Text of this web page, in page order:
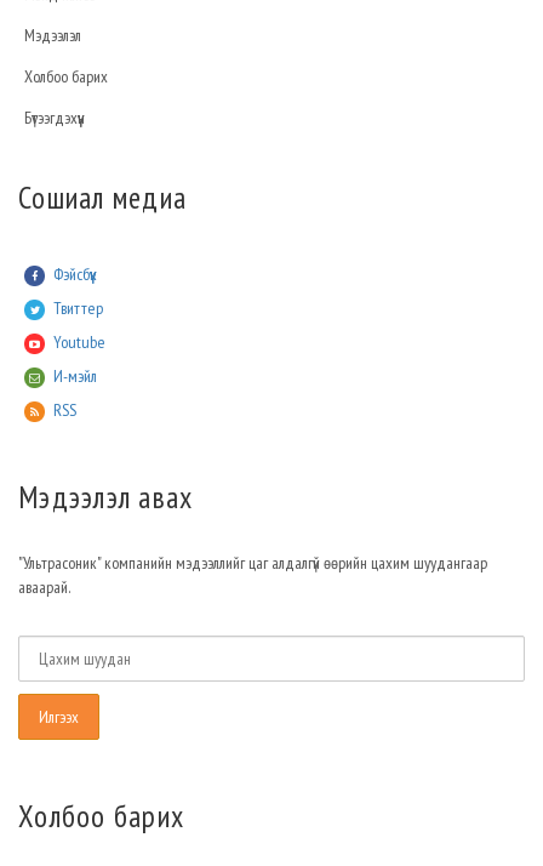
Мэдээлэл
Холбоо барих
Бүтээгдэхүүн
Сошиал медиа
Фэйсбүүк
Твиттер
Youtube
И-мэйл
RSS
Мэдээлэл авах
"Ультрасоник" компанийн мэдээллийг цаг алдалгүй өөрийн цахим шуудангаар
аваарай.
Холбоо барих